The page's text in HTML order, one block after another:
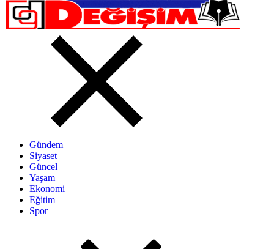
Gündem
Siyaset
Güncel
Yaşam
Ekonomi
Eğitim
Spor